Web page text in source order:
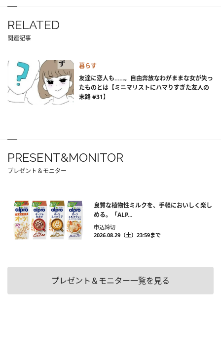
RELATED
関連記事
暮らす
友達に恋人も……。自由奔放なわがままな女が失っ
たものとは【ミニマリストにハマりすぎた友人の
末路 #31】
PRESENT&MONITOR
プレゼント＆モニター
良質な植物性ミルクを、手軽においしく楽し
める。「ALP...
申込締切
2026.08.29（土）23:59まで
プレゼント＆モニター一覧を見る